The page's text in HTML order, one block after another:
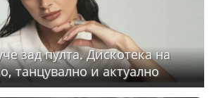
зад пулта. Дискотека на
танцувално и актуално